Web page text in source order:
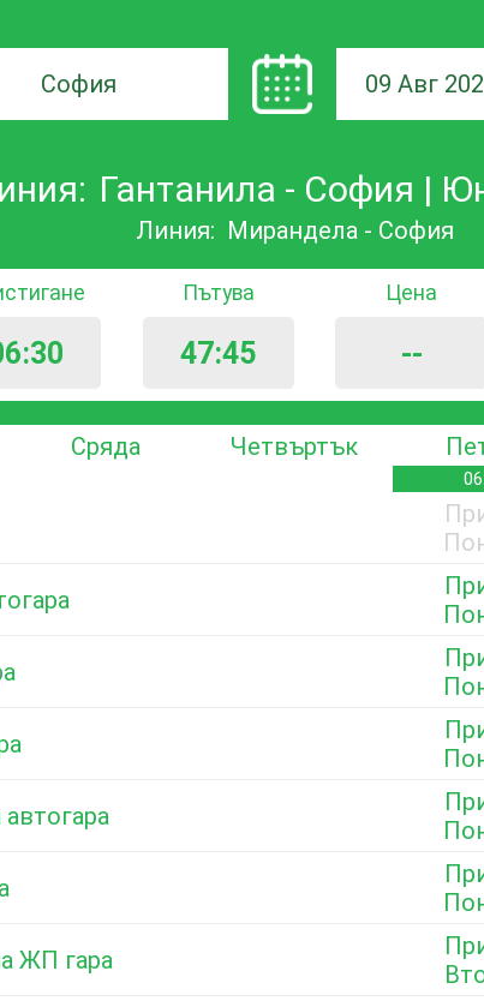
09 Авг
Гантанила - София |
Линия: Мирандела - София
Пътува
47:45
Цена
--
Сряда Четвъртък
ЖП гара